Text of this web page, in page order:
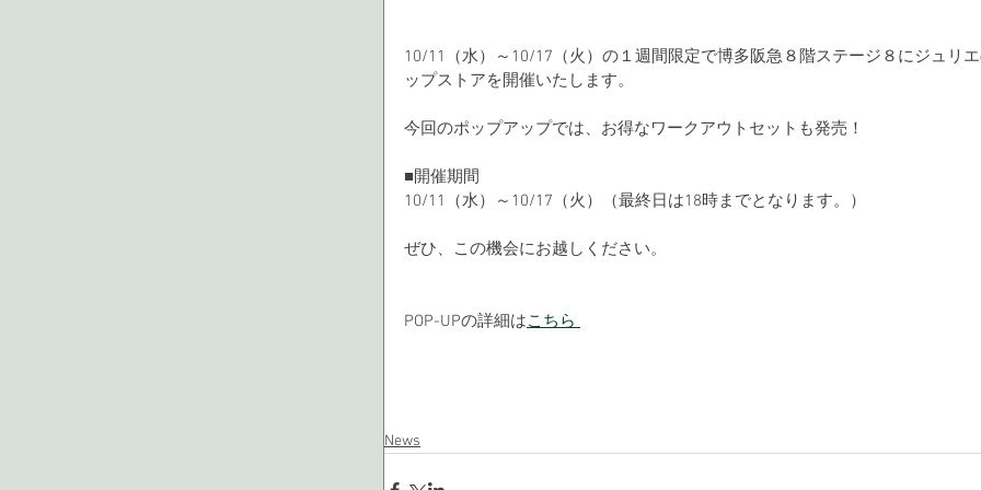
10/11（水）～10/17（火）の１週間限定で博多阪急８階ステージ８にジュリ
ップストアを開催いたします。
今回のポップアップでは、お得なワークアウトセットも発売！
■開催期間
10/11（水）～10/17（火）（最終日は18時までとなります。）
ぜひ、この機会にお越しください。
POP-UPの詳細はこちら
News